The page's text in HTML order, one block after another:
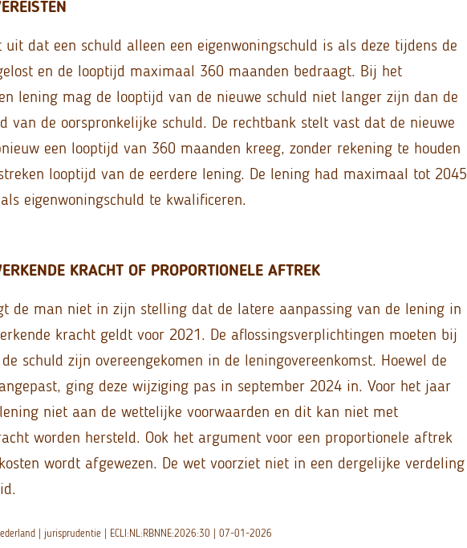
uit dat een schuld alleen een eigenwoningschuld is als deze tijdens de
en de looptijd maximaal 360 maanden bedraagt. Bij het
lening mag de looptijd van de nieuwe schuld niet langer zijn dan de
van de oorspronkelijke schuld. De rechtbank stelt vast dat de nieuwe
een looptijd van 360 maanden kreeg, zonder rekening te houden
looptijd van de eerdere lening. De lening had maximaal tot 2045
eigenwoningschuld te kwalificeren.
KRACHT OF PROPORTIONELE AFTREK
de man niet in zijn stelling dat de latere aanpassing van de lening in
kracht geldt voor 2021. De aflossingsverplichtingen moeten bij
schuld zijn overeengekomen in de leningovereenkomst. Hoewel de
ging deze wijziging pas in september 2024 in. Voor het jaar
niet aan de wettelijke voorwaarden en dit kan niet met
worden hersteld. Ook het argument voor een proportionele aftrek
wordt afgewezen. De wet voorziet niet in een dergelijke verdeling
| jurisprudentie | ECLI:NL:RBNNE:2026:30 | 07-01-2026